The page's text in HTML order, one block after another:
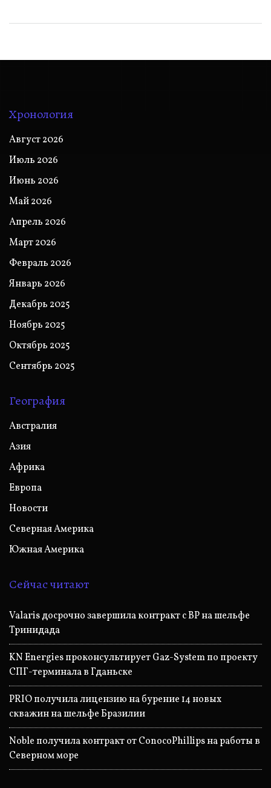
Хронология
Август 2026
Июль 2026
Июнь 2026
Май 2026
Апрель 2026
Март 2026
Февраль 2026
Январь 2026
Декабрь 2025
Ноябрь 2025
Октябрь 2025
Сентябрь 2025
География
Австралия
Азия
Африка
Европа
Новости
Северная Америка
Южная Америка
Сейчас читают
Valaris досрочно завершила контракт с BP на шельфе
Тринидада
KN Energies проконсультирует Gaz-System по проекту
СПГ-терминала в Гданьске
PRIO получила лицензию на бурение 14 новых
скважин на шельфе Бразилии
Noble получила контракт от ConocoPhillips на работы в
Северном море